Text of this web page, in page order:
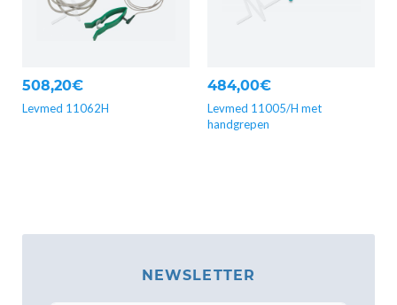
508,20€
Levmed 11062H
484,00€
Levmed 11005/H met
handgrepen
NEWSLETTER